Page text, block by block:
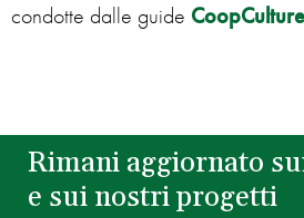
condotte dalle guide CoopCulture
Rimani aggiornato
e sui nostri progetti